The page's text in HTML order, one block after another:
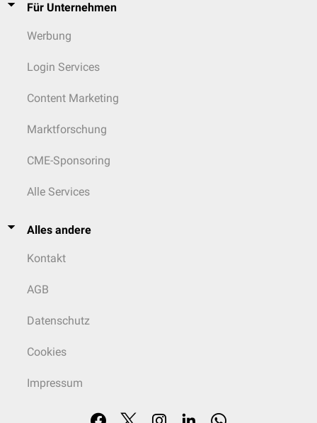
Für Unternehmen
Werbung
Login Services
Content Marketing
Marktforschung
CME-Sponsoring
Alle Services
Alles andere
Kontakt
AGB
Datenschutz
Cookies
Impressum